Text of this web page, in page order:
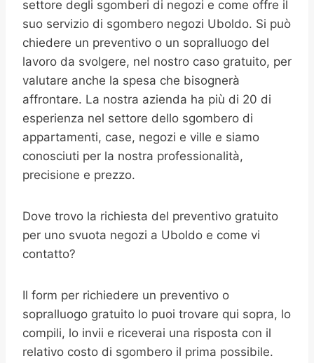
settore degli sgomberi di negozi e come offre il
suo servizio di sgombero negozi Uboldo. Si può
chiedere un preventivo o un sopralluogo del
lavoro da svolgere, nel nostro caso gratuito, per
valutare anche la spesa che bisognerà
affrontare. La nostra azienda ha più di 20 di
esperienza nel settore dello sgombero di
appartamenti, case, negozi e ville e siamo
conosciuti per la nostra professionalità,
precisione e prezzo.
Dove trovo la richiesta del preventivo gratuito
per uno svuota negozi a Uboldo e come vi
contatto?
Il form per richiedere un preventivo o
sopralluogo gratuito lo puoi trovare qui sopra, lo
compili, lo invii e riceverai una risposta con il
relativo costo di sgombero il prima possibile.